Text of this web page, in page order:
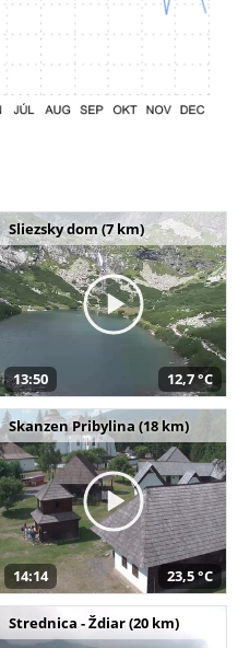
Sliezsky dom (7 km)
13:50 12,7 °C
Skanzen Pribylina (18 km)
14:14 23,5 °C
Strednica - Ždiar (20 km)